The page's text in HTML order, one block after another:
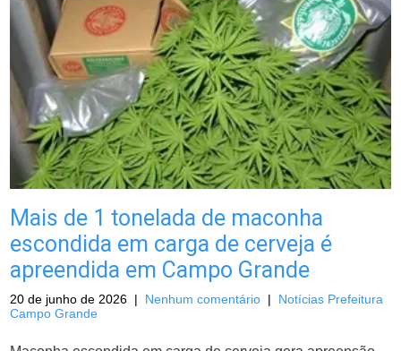
Mais de 1 tonelada de maconha
escondida em carga de cerveja é
apreendida em Campo Grande
20 de junho de 2026 | Nenhum comentário | Notícias Prefeitura
Campo Grande